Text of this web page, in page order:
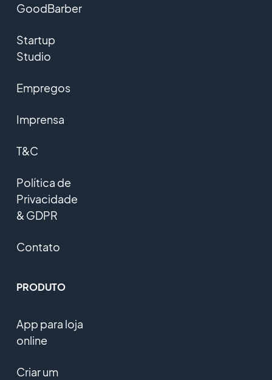
GoodBarber
Startup
Studio
Empregos
Imprensa
T&C
Política de
Privacidade
& GDPR
Contato
PRODUTO
App para loja
online
Criar um